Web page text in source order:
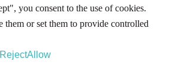
you consent to the use of cookies.
them or set them to provide controlled
RejectAllow